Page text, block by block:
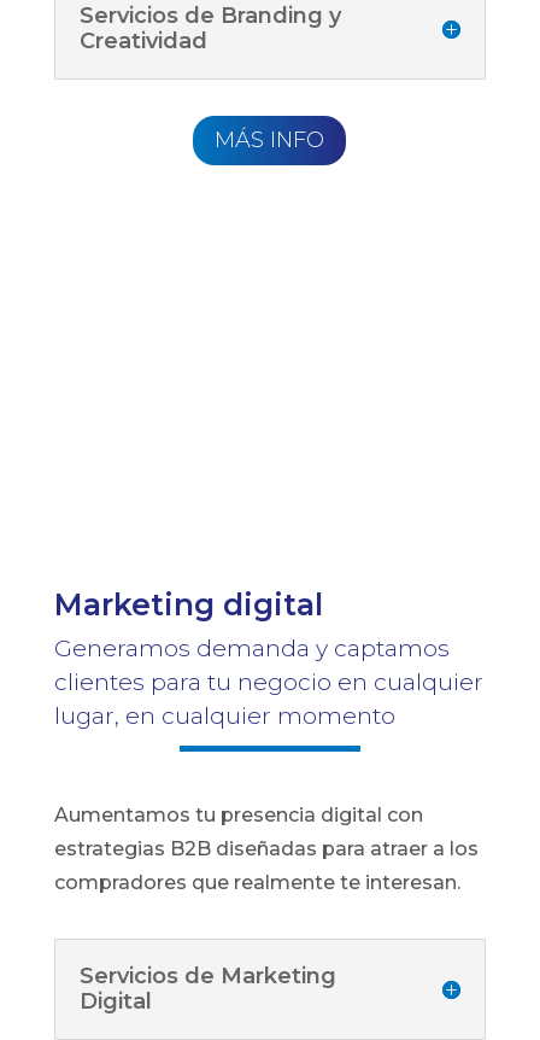
Servicios de Branding y
Creatividad
MÁS INFO
Marketing digital
Generamos demanda y captamos
clientes para tu negocio en cualquier
lugar, en cualquier momento
Aumentamos tu presencia digital con
estrategias B2B diseñadas para atraer a los
compradores que realmente te interesan.
Servicios de Marketing
Digital